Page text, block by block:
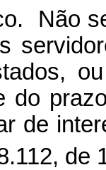
do
de
de